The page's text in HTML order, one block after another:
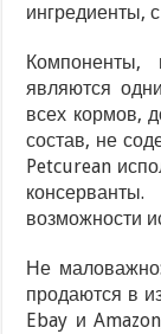
ингредиенты,
Компоненты,
являются
всех кормов,
состав, не
Petcurean
возможности
Не
продаются в
Ebay и